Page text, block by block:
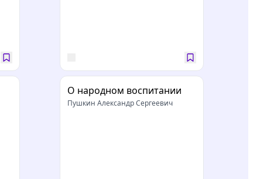
О народном воспитании
Пушкин Александр Сергеевич